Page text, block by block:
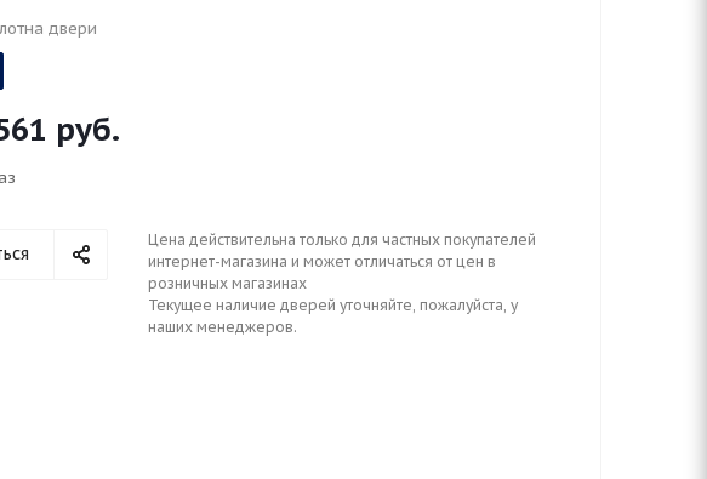
двери
руб.
Цена действительна только для частных покупателей
интернет-магазина и может отличаться от цен в
розничных магазинах
Текущее наличие дверей уточняйте, пожалуйста, у
наших менеджеров.